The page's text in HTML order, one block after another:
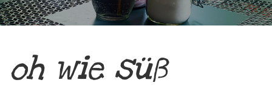
oh wie süß